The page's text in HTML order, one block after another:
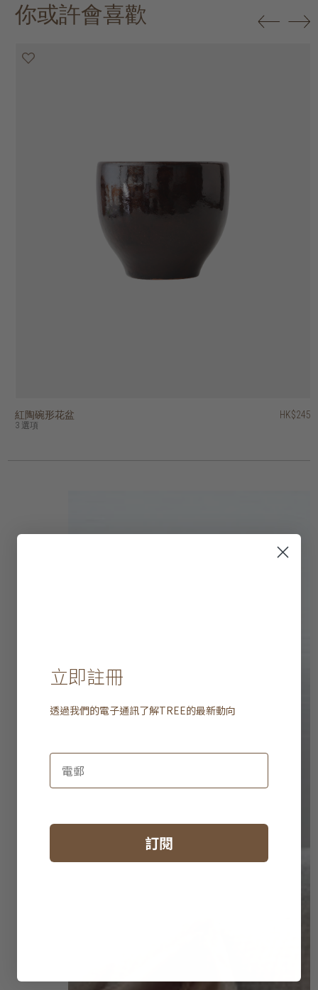
你或許會喜歡
紅陶碗形花盆
3 選項
HK$245
紅陶錐形花盆
9 選項
HK$175
紅陶條紋花盆 HK$425
紅陶羅紋花盆
2 選項
HK$395
紅陶棱紋裝飾碗 HK$595
紅陶條紋花盆 HK$475
紅陶圓形質樸花盆 HK$575
紅陶錐形花盆 - 連底盤
3 選項
HK$295
紅陶兩色圓柱花盆
2 選項
HK$245
紅陶薑罐形花瓶 HK$495
立即註冊
透過我們的電子通訊了解TREE的最新動向
訂閱